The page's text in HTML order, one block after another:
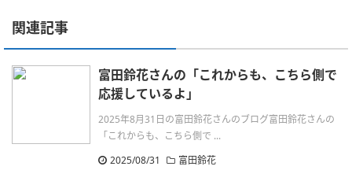
関連記事
富田鈴花さんの「これからも、こちら側で
応援しているよ」
2025年8月31日の富田鈴花さんのブログ富田鈴花さんの
「これからも、こちら側で ...
2025/08/31
富田鈴花